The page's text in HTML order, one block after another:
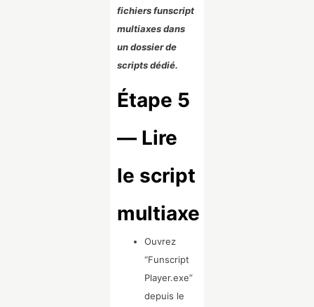
fichiers funscript
multiaxes dans
un dossier de
scripts dédié.
Étape 5
— Lire
le script
multiaxe
Ouvrez
“Funscript
Player.exe”
depuis le